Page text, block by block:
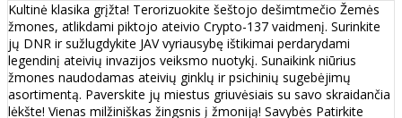
Kultinė klasika grįžta! Terorizuokite šeštojo dešimtmečio Žemės
žmones, atlikdami piktojo ateivio Crypto-137 vaidmenį. Surinkite
jų DNR ir sužlugdykite JAV vyriausybę ištikimai perdarydami
legendinį ateivių invazijos veiksmo nuotykį. Sunaikink niūrius
žmones naudodamas ateivių ginklų ir psichinių sugebėjimų
asortimentą. Paverskite jų miestus griuvėsiais su savo skraidančia
lėkšte! Vienas milžiniškas žingsnis į žmoniją! Savybės Patirkite